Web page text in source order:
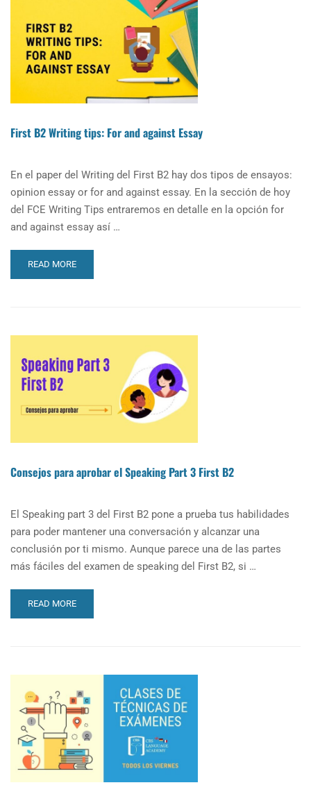
PREPARACIÓN
A
EXÁMENES
DE
CAMBRIDGE
PARTIR
ENERO
First B2 Writing tips: For and against Essay
En el paper del Writing del First B2 hay dos tipos de ensayos:
opinion essay or for and against essay. En la sección de hoy
del FCE Writing Tips entraremos en detalle en la opción for
and against essay así …
READ
MORE
FOR
AND
AGAINST
READ MORE
Consejos para aprobar el Speaking Part 3 First B2
El Speaking part 3 del First B2 pone a prueba tus habilidades
para poder mantener una conversación y alcanzar una
conclusión por ti mismo. Aunque parece una de las partes
más fáciles del examen de speaking del First B2, si …
READ
MORE
SPEAKING
PART
3
FIRST
B2
READ MORE